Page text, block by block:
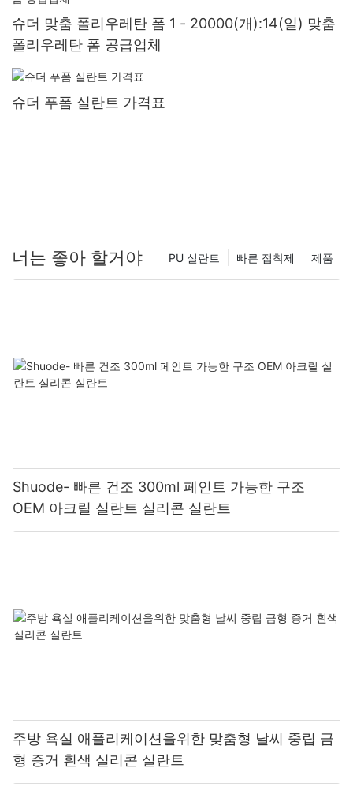
슈더 맞춤 폴리우레탄 폼 1 - 20000(개):14(일) 맞춤
폴리우레탄 폼 공급업체
슈더 푸폼 실란트 가격표
너는 좋아 할거야 제품
빠른 접착제
PU 실란트
Shuode- 빠른 건조 300ml 페인트 가능한 구조
OEM 아크릴 실란트 실리콘 실란트
주방 욕실 애플리케이션을위한 맞춤형 날씨 중립 금
형 증거 흰색 실리콘 실란트